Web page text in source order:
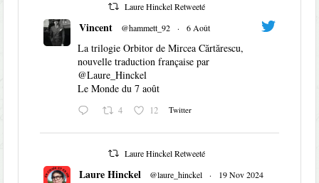
Laure Hinckel Retweeté
Vincent @hammett_92 · 6 Août
La trilogie Orbitor de Mircea Cărtărescu,
nouvelle traduction française par
@Laure_Hinckel
Le Monde du 7 août
4 12 Twitter
Laure Hinckel Retweeté
Laure Hinckel @laure_hinckel · 19 Nov 2024